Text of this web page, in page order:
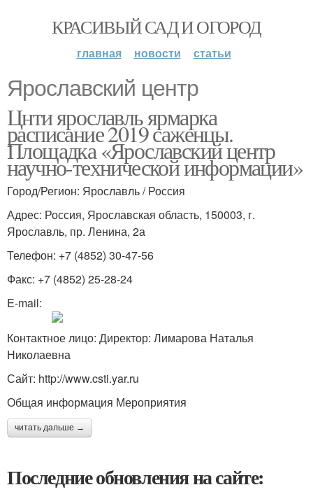
КРАСИВЫЙ САД И ОГОРОД
главная новости статьи
Ярославский центр
Цнти ярославль ярмарка
расписание 2019 саженцы.
Площадка «Ярославский центр
научно-технической информации»
Город/Регион: Ярославль / Россия
Адрес: Россия, Ярославская область, 150003, г.
Ярославль, пр. Ленина, 2а
Телефон: +7 (4852) 30-47-56
Факс: +7 (4852) 25-28-24
E-mail:
Контактное лицо: Директор: Лимарова Наталья
Николаевна
Сайт: http://www.csti.yar.ru
Общая информация Мероприятия
читать дальше →
Последние обновления на сайте: